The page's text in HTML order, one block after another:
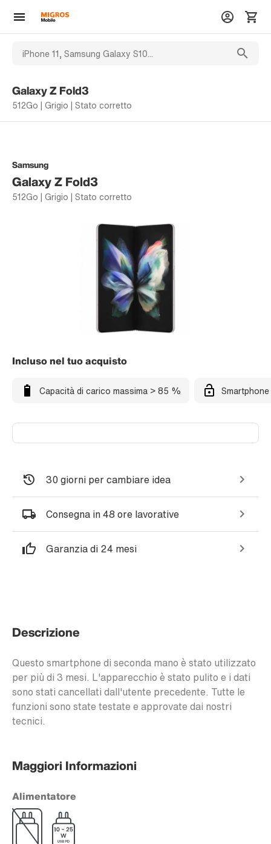
Galaxy Z Fold3
512Go | Grigio | Stato corretto
Samsung
Galaxy Z Fold3
512Go | Grigio | Stato corretto
Incluso nel tuo acquisto
Capacità di carico massima > 85 %
30 giorni per cambiare idea
Consegna in 48 ore lavorative
Garanzia di 24 mesi
Descrizione
Questo smartphone di seconda mano è stato utilizzato
per più di 3 mesi. L'apparecchio è stato pulito e i dati
sono stati cancellati dall'utente precedente. Tutte le
funzioni sono state testate e approvate dai nostri
tecnici.
Maggiori Informazioni
Alimentatore